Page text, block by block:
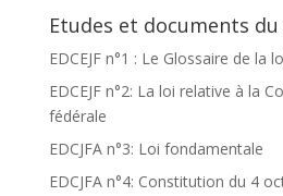
Etudes et documents du
EDCEJF n°1 : Le Glossaire de la
EDCEJF n°2: La loi relative à la
fédérale
EDCJFA n°3: Loi fondamentale
EDCJFA n°4: Constitution du 4